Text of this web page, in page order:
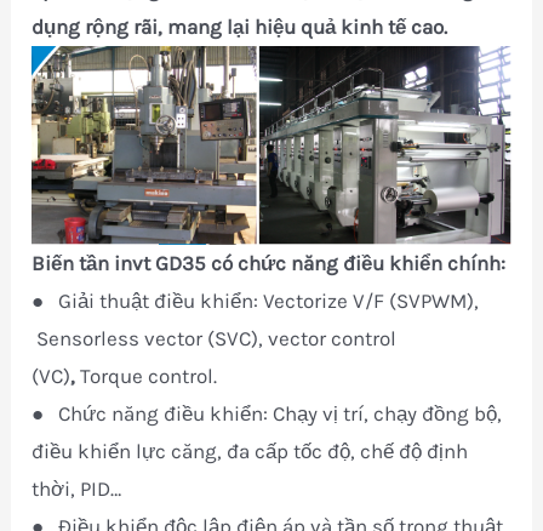
dụng rộng rãi, mang lại hiệu quả kinh tế cao.
Biến tần invt GD35 có chức năng điều khiển chính:
● Giải thuật điều khiển: Vectorize V/F (SVPWM),
Sensorless vector (SVC), vector control
(VC),Torque control.
● Chức năng điều khiển: Chạy vị trí, chạy đồng bộ,
điều khiển lực căng, đa cấp tốc độ, chế độ định
thời, PID…
● Điều khiển độc lập điện áp và tần số trong thuật